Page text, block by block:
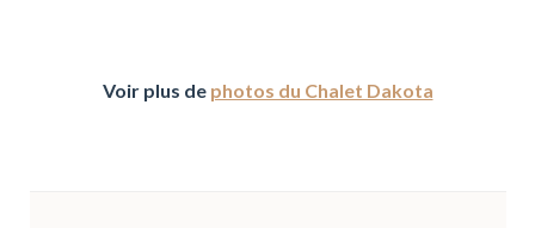
Voir plus de photos du Chalet Dakota